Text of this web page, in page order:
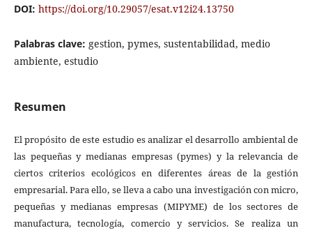
DOI: https://doi.org/10.29057/esat.v12i24.13750
Palabras clave: gestion, pymes, sustentabilidad, medio
ambiente, estudio
Resumen
El propósito de este estudio es analizar el desarrollo ambiental de
las pequeñas y medianas empresas (pymes) y la relevancia de
ciertos criterios ecológicos en diferentes áreas de la gestión
empresarial. Para ello, se lleva a cabo una investigación con micro,
pequeñas y medianas empresas (MIPYME) de los sectores de
manufactura, tecnología, comercio y servicios. Se realiza un